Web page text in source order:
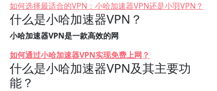
如何选择最适合的VPN：小哈加速器VPN还是小羽VPN？
什么是小哈加速器VPN？
小哈加速器VPN是一款高效的网
如何通过小哈加速器VPN实现免费上网？
什么是小哈加速器VPN及其主要功
能？